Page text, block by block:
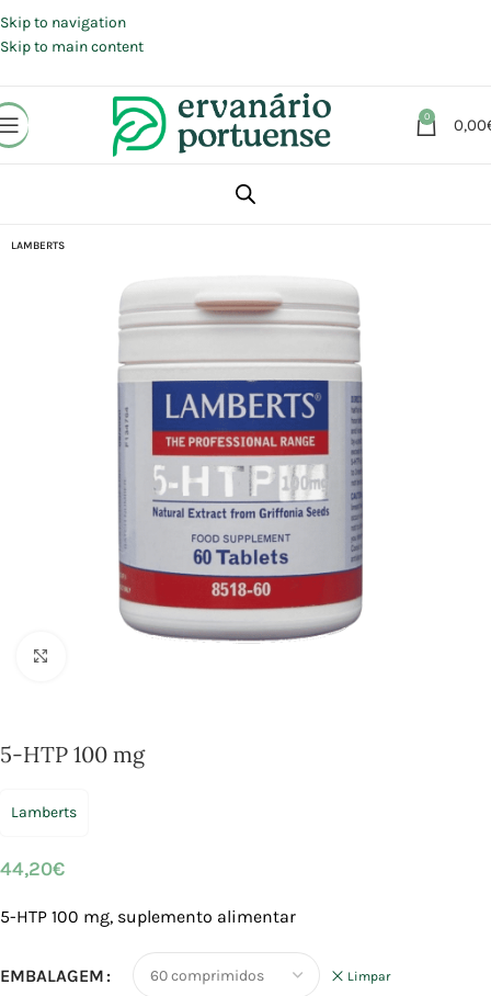
Skip to navigation
Skip to main content
0 0,00
Suplementos alimentares
LAMBERTS
5-HTP 100 mg
Lamberts
44,20€
5-HTP 100 mg, suplemento alimentar
EMBALAGEM Limpar